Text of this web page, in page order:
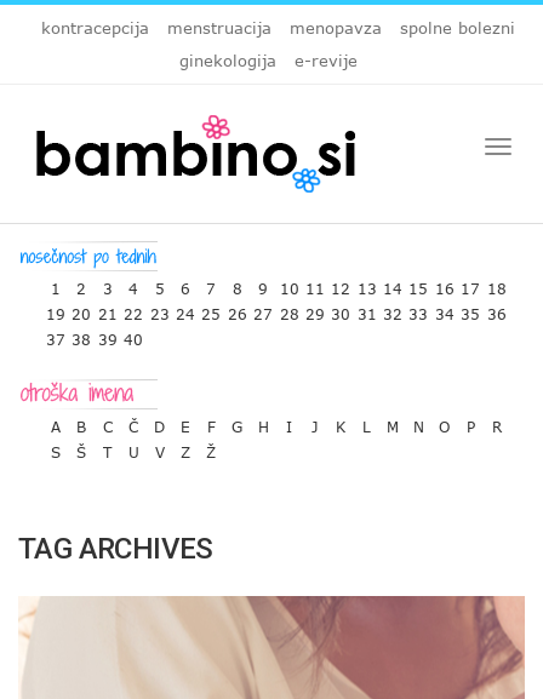
kontracepcija menstruacija menopavza
spolne bolezni
ginekologija
e-revije
1 2 3 4 5 6 7 8 9 10 11 12 13 14 15 16 17 18
19 20 21 22 23 24 25 26 27 28 29 30 31 32 33 34 35 36
37 38 39 40
A B C Č D E F G H I J K L M N O P
R
S
Š T U V Z Ž
TAG ARCHIVES